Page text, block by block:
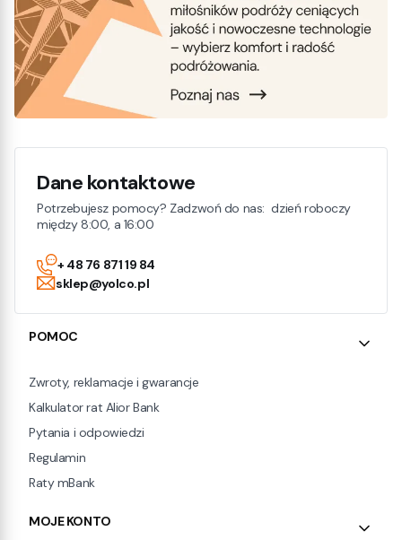
Dane kontaktowe
Potrzebujesz pomocy? Zadzwoń do nas: dzień roboczy
między 8:00, a 16:00
+ 48 76 871 19 84
sklep@yolco.pl
Linki w stopce
POMOC
Zwroty, reklamacje i gwarancje
Kalkulator rat Alior Bank
Pytania i odpowiedzi
Regulamin
Raty mBank
MOJE KONTO